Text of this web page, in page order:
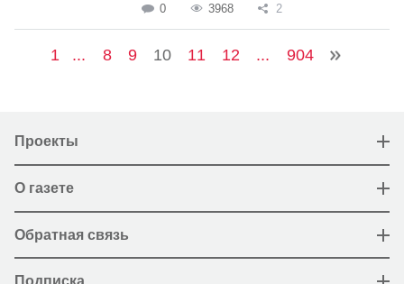
0 3968 2
1 ... 8 9 10 11 12 ... 904
Проекты
О газете
Обратная связь